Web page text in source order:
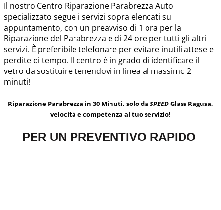
Il nostro Centro Riparazione Parabrezza Auto
specializzato segue i servizi sopra elencati su
appuntamento, con un preavviso di 1 ora per la
Riparazione del Parabrezza e di 24 ore per tutti gli altri
servizi. È preferibile telefonare per evitare inutili attese e
perdite di tempo. Il centro è in grado di identificare il
vetro da sostituire tenendovi in linea al massimo 2
minuti!
Riparazione Parabrezza in 30 Minuti, solo da SPEEDGlass Ragusa,
velocità e competenza al tuo servizio!
PER UN PREVENTIVO RAPIDO